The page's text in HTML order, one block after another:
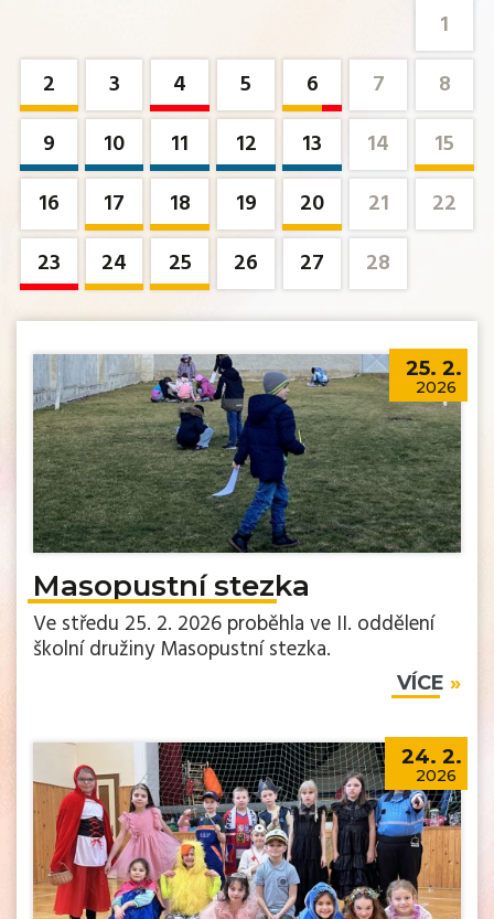
1
2
3 4 5 6 7
8
9
10 11 12 13 14
15
16
17 18 19 20 21
22
23
24 25 26 27 28
25. 2.
2026
Masopustní stezka
Ve středu 25. 2. 2026 proběhla ve II. oddělení
školní družiny Masopustní stezka.
VÍCE
24. 2.
2026